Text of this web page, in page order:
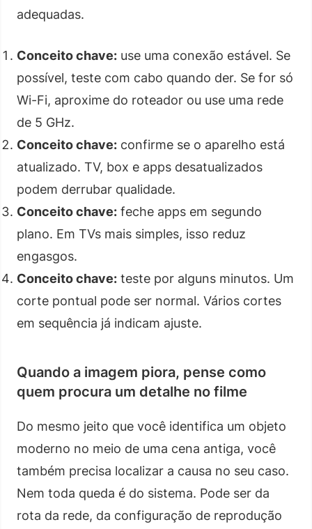
adequadas.
Conceito chave: use uma conexão estável. Se
possível, teste com cabo quando der. Se for só
Wi-Fi, aproxime do roteador ou use uma rede
de 5 GHz.
Conceito chave: confirme se o aparelho está
atualizado. TV, box e apps desatualizados
podem derrubar qualidade.
Conceito chave: feche apps em segundo
plano. Em TVs mais simples, isso reduz
engasgos.
Conceito chave: teste por alguns minutos. Um
corte pontual pode ser normal. Vários cortes
em sequência já indicam ajuste.
Quando a imagem piora, pense como
quem procura um detalhe no filme
Do mesmo jeito que você identifica um objeto
moderno no meio de uma cena antiga, você
também precisa localizar a causa no seu caso.
Nem toda queda é do sistema. Pode ser da
rota da rede, da configuração de reprodução